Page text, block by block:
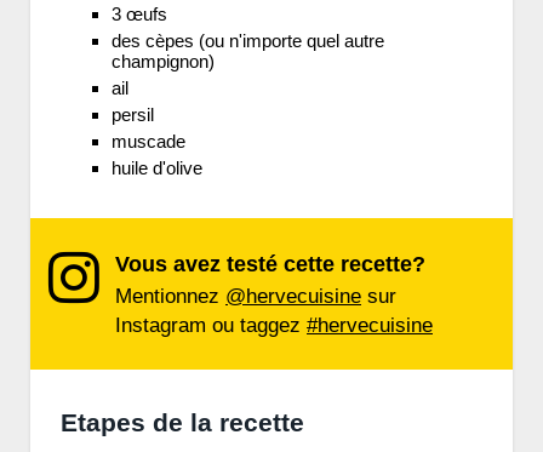
3 œufs
des cèpes (ou n'importe quel autre
champignon)
ail
persil
muscade
huile d'olive
Vous avez testé cette recette?
Mentionnez @hervecuisine sur
Instagram ou taggez #hervecuisine
Etapes de la recette